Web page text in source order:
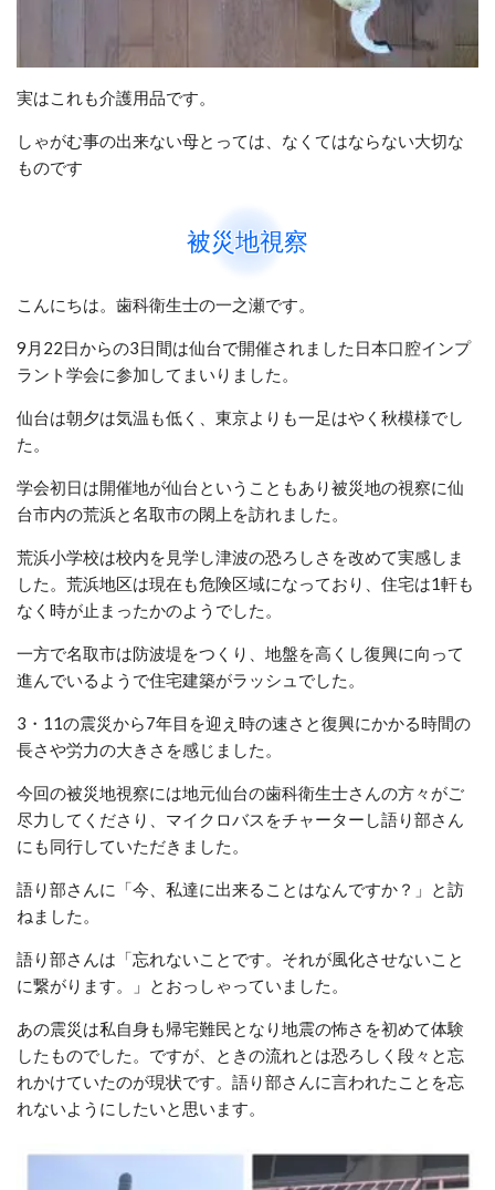
実はこれも介護用品です。
しゃがむ事の出来ない母とっては、なくてはならない大切な
ものです
被災地視察
こんにちは。歯科衛生士の一之瀬です。
9月22日からの3日間は仙台で開催されました日本口腔インプ
ラント学会に参加してまいりました。
仙台は朝夕は気温も低く、東京よりも一足はやく秋模様でし
た。
学会初日は開催地が仙台ということもあり被災地の視察に仙
台市内の荒浜と名取市の閖上を訪れました。
荒浜小学校は校内を見学し津波の恐ろしさを改めて実感しま
した。荒浜地区は現在も危険区域になっており、住宅は1軒も
なく時が止まったかのようでした。
一方で名取市は防波堤をつくり、地盤を高くし復興に向って
進んでいるようで住宅建築がラッシュでした。
3・11の震災から7年目を迎え時の速さと復興にかかる時間の
長さや労力の大きさを感じました。
今回の被災地視察には地元仙台の歯科衛生士さんの方々がご
尽力してくださり、マイクロバスをチャーターし語り部さん
にも同行していただきました。
語り部さんに「今、私達に出来ることはなんですか？」と訪
ねました。
語り部さんは「忘れないことです。それが風化させないこと
に繋がります。」とおっしゃっていました。
あの震災は私自身も帰宅難民となり地震の怖さを初めて体験
したものでした。ですが、ときの流れとは恐ろしく段々と忘
れかけていたのが現状です。語り部さんに言われたことを忘
れないようにしたいと思います。